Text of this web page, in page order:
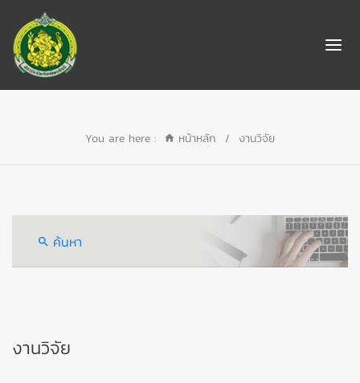
You are here : หน้าหลัก / งานวิจัย
ค้นหา
งานวิจัย